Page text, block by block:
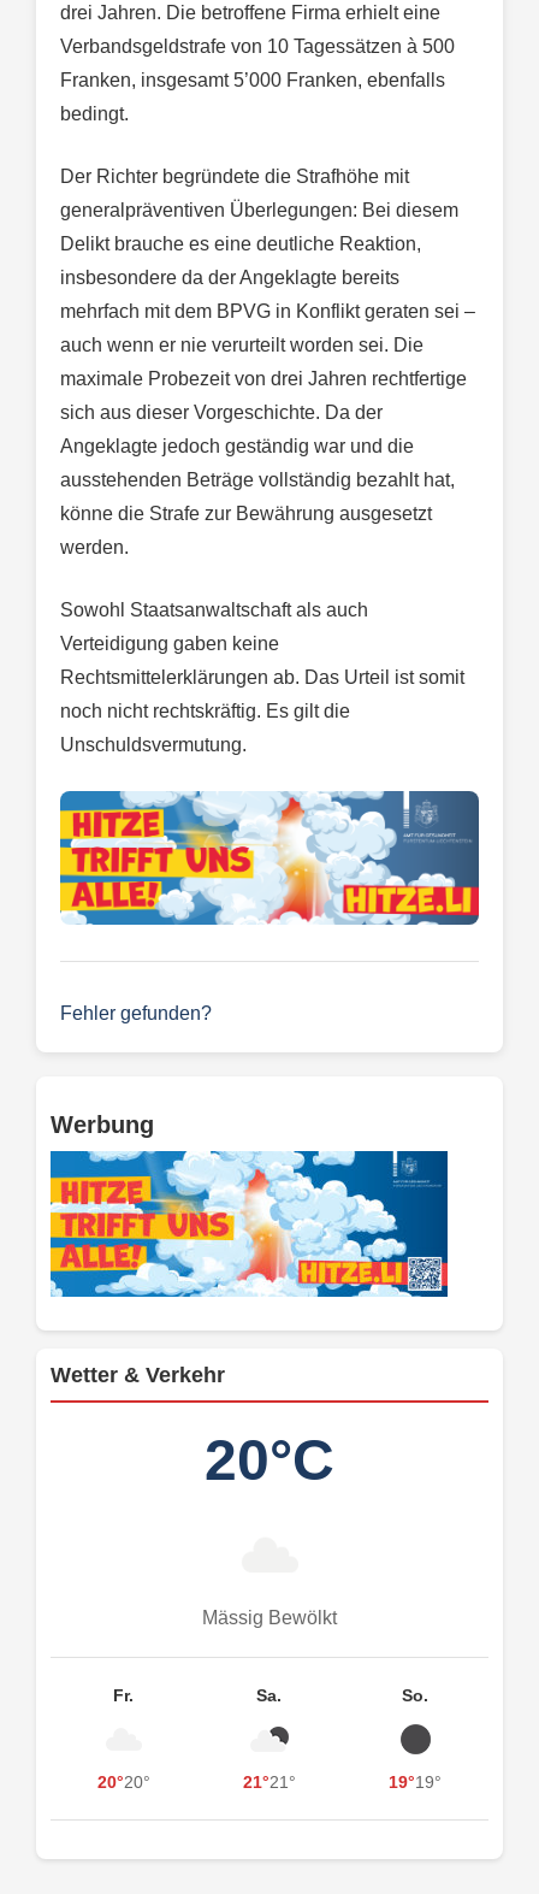
drei Jahren. Die betroffene Firma erhielt eine
Verbandsgeldstrafe von 10 Tagessätzen à 500
Franken, insgesamt 5’000 Franken, ebenfalls
bedingt.
Der Richter begründete die Strafhöhe mit
generalpräventiven Überlegungen: Bei diesem
Delikt brauche es eine deutliche Reaktion,
insbesondere da der Angeklagte bereits
mehrfach mit dem BPVG in Konflikt geraten sei –
auch wenn er nie verurteilt worden sei. Die
maximale Probezeit von drei Jahren rechtfertige
sich aus dieser Vorgeschichte. Da der
Angeklagte jedoch geständig war und die
ausstehenden Beträge vollständig bezahlt hat,
könne die Strafe zur Bewährung ausgesetzt
werden.
Sowohl Staatsanwaltschaft als auch
Verteidigung gaben keine
Rechtsmittelerklärungen ab. Das Urteil ist somit
noch nicht rechtskräftig. Es gilt die
Unschuldsvermutung.
Fehler gefunden?
Werbung
Wetter & Verkehr
20°C
Mässig Bewölkt
Fr.
20°20°
Sa.
21°21°
So.
19°19°